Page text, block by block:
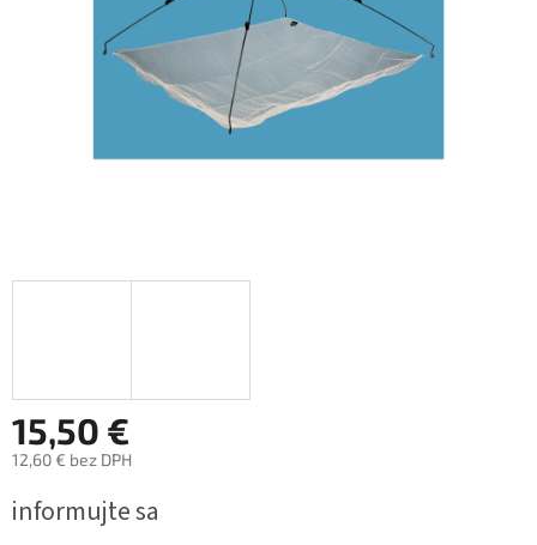
15,50 €
12,60 € bez DPH
cena:
informujte sa